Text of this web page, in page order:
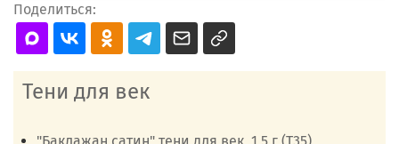
Поделиться:
Тени для век